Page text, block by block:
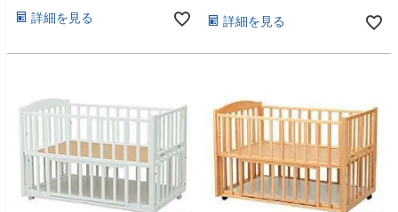
詳細を見る 詳細を見る